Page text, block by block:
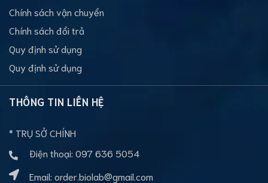
Chính sách vận chuyển
Chính sách đổi trả
Quy định sử dụng
Quy định sử dụng
THÔNG TIN LIÊN HỆ
* TRỤ SỞ CHÍNH
Điện thoại: 097 636 5054
Email: order.biolab@gmail.com